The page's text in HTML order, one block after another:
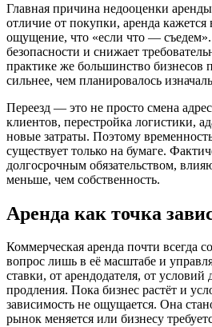
Главная причина недооценки
отличие от покупки, аренда кажется
ощущение, что «если что —
безопасности и снижает
практике же большинство бизнесов
сильнее, чем планировалось
Переезд — это не просто смена
клиентов, перестройка логистики,
новые затраты. Поэтому
существует только на бумаге.
долгосрочным обязательством,
меньше, чем собственность.
Аренда как точка
Коммерческая аренда почти всегда
вопрос лишь в её масштабе и
ставки, от арендодателя, от условий
продления. Пока бизнес растёт и
зависимость не ощущается. Она
рынок меняется или бизнесу